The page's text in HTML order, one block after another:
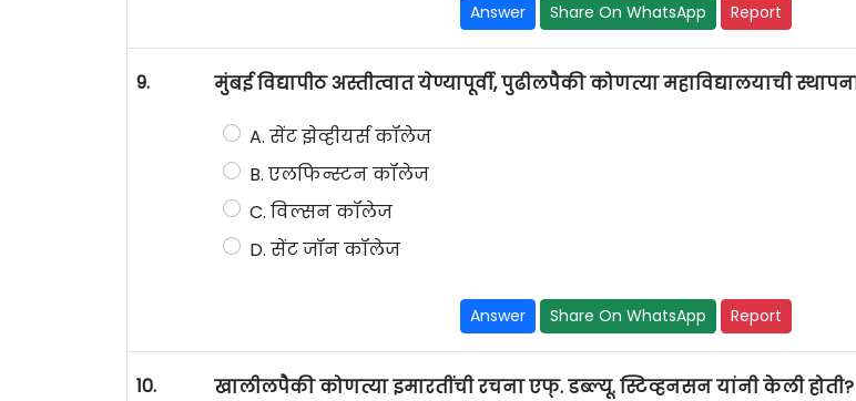
Answer Share On WhatsApp Report
9. मुंबई विद्यापीठ अस्तीत्वात येण्यापूर्वी, पुढीलपैकी कोणत्या महाविद्यालयाची
A. सेंट झेव्हीयर्स कॉलेज
B. एलफिन्स्टन कॉलेज
C. विल्सन कॉलेज
D. सेंट जॉन कॉलेज
Answer Share On WhatsApp Report
10. खालीलपैकी कोणत्या इमारतींची रचना एफ्. डब्ल्यू. स्टिव्हनसन यांनी केली होती?